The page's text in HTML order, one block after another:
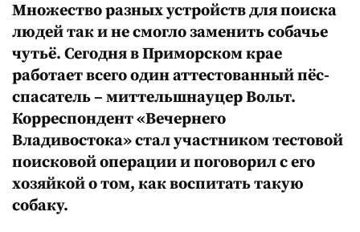
Множество разных устройств для поиска
людей так и не смогло заменить собачье
чутьё. Сегодня в Приморском крае
работает всего один аттестованный пёс-
спасатель – миттельшнауцер Вольт.
Корреспондент «Вечернего
Владивостока» стал участником тестовой
поисковой операции и поговорил с его
хозяйкой о том, как воспитать такую
собаку.